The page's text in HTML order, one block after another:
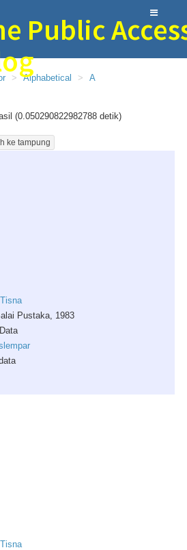
Public
Bina Ilmu SMAN 1 Trenggalek
Alphabetical
A
(0.050290822982788 detik)
Pustaka, 1983